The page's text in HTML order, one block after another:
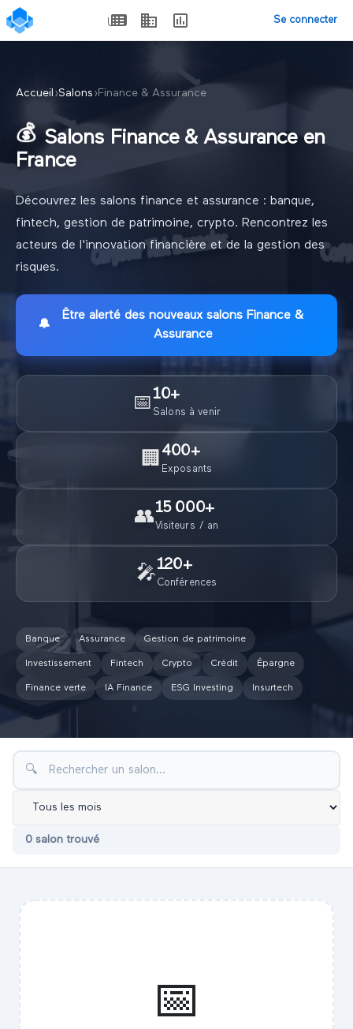
Se connecter
Accueil ›Salons ›Finance & Assurance
💰 Salons Finance & Assurance en
France
Découvrez les salons finance et assurance : banque,
fintech, gestion de patrimoine, crypto. Rencontrez les
acteurs de l'innovation financière et de la gestion des
risques.
🔔
Être alerté des nouveaux salons Finance &
Assurance
📅 10+
Salons à venir
🏢 400+
Exposants
👥15 000+
Visiteurs / an
🎤120+
Conférences
Banque Assurance Gestion de patrimoine
Investissement Fintech Crypto Crédit Épargne
Finance verte IA Finance ESG Investing Insurtech
🔍
0 salon trouvé
📅